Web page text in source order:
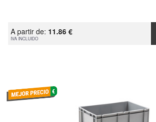
A partir de: 11.86 €
IVA INCLUIDO